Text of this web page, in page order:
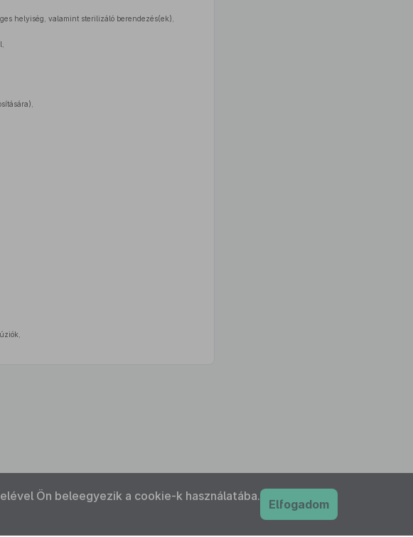
helyiség, valamint sterilizáló berendezés(ek),
Ön beleegyezik a cookie-k használatába.
Elfogadom